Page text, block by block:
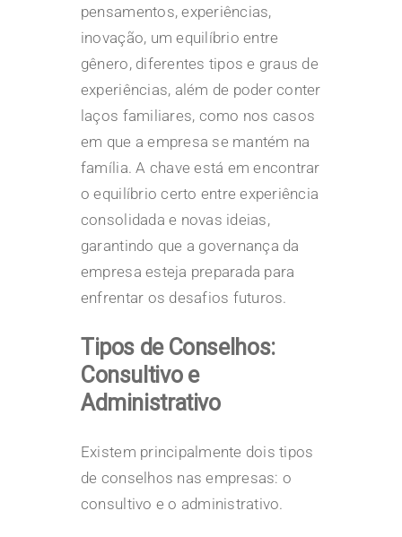
pensamentos, experiências,
inovação, um equilíbrio entre
gênero, diferentes tipos e graus de
experiências, além de poder conter
laços familiares, como nos casos
em que a empresa se mantém na
família. A chave está em encontrar
o equilíbrio certo entre experiência
consolidada e novas ideias,
garantindo que a governança da
empresa esteja preparada para
enfrentar os desafios futuros.
Tipos de Conselhos:
Consultivo e
Administrativo
Existem principalmente dois tipos
de conselhos nas empresas: o
consultivo e o administrativo.